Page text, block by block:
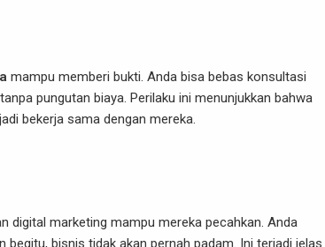
mampu memberi bukti. Anda bisa bebas konsultasi
pungutan biaya. Perilaku ini menunjukkan bahwa
bekerja sama dengan mereka.
digital marketing mampu mereka pecahkan. Anda
bisnis tidak akan pernah padam. Ini terjadi jelas